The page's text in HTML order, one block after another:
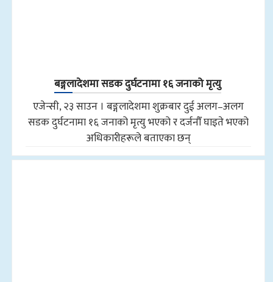
बङ्गलादेशमा सडक दुर्घटनामा १६ जनाको मृत्यु
एजेन्सी, २३ साउन । बङ्गलादेशमा शुक्रबार दुई अलग–अलग
सडक दुर्घटनामा १६ जनाको मृत्यु भएको र दर्जनौँ घाइते भएको
अधिकारीहरूले बताएका छन्